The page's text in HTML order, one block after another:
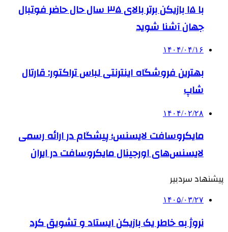
با ۱۵ بازیکن برتر بالای ۳۵ سال حال حاضر فوتبال
جهان آشنا شوید
۱۴۰۴/۰۴/۱۶
بهترین فروشگاه اینترنتی لباس تراکتور: قارتال
شاپ
۱۴۰۴/۰۲/۲۸
مایکروسافت لایسنس؛ پیشگام در ارائه رسمی
لایسنس‌های اورجینال مایکروسافت در ایران
پیشنهاد سردبیر
۱۴۰۵/۰۳/۲۷
نروژ به خاطر یک بازیکن ایستاد و تشویق کرد